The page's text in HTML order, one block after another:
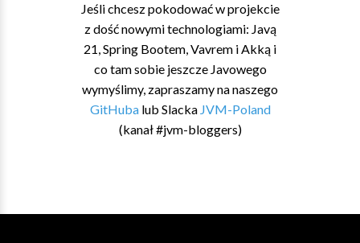
Jeśli chcesz pokodować w projekcie
z dość nowymi technologiami: Javą
21, Spring Bootem, Vavrem i Akką i
co tam sobie jeszcze Javowego
wymyślimy, zapraszamy na naszego
GitHubalub Slacka JVM-Poland
(kanał #jvm-bloggers)